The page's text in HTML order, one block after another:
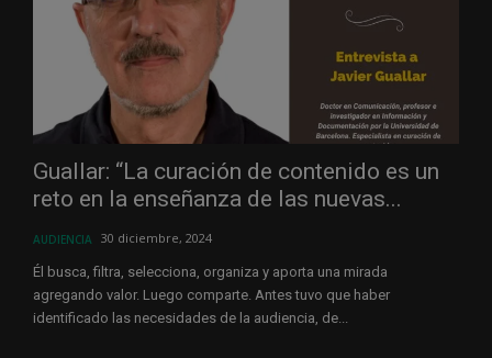
Guallar: “La curación de contenido es un
reto en la enseñanza de las nuevas...
AUDIENCIA 30 diciembre, 2024
Él busca, filtra, selecciona, organiza y aporta una mirada
agregando valor. Luego comparte. Antes tuvo que haber
identificado las necesidades de la audiencia, de...